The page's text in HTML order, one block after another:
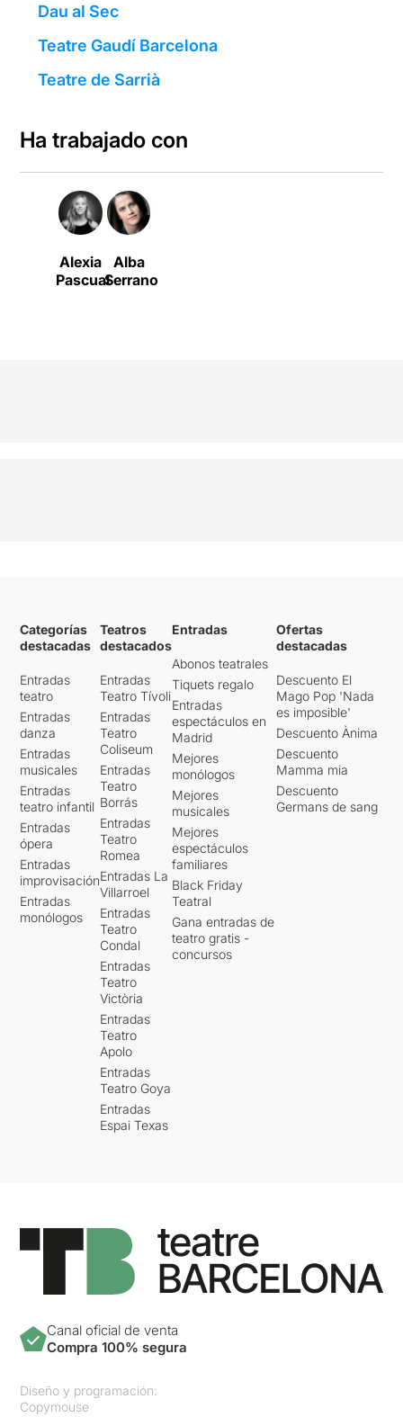
Dau al Sec
Teatre Gaudí Barcelona
Teatre de Sarrià
Ha trabajado con
Alexia
Pascual
Alba
Serrano
Categorías
destacadas
Entradas
teatro
Entradas
danza
Entradas
musicales
Entradas
teatro infantil
Entradas
ópera
Entradas
improvisación
Entradas
monólogos
Teatros
destacados
Entradas
Teatro Tívoli
Entradas
Teatro
Coliseum
Entradas
Teatro
Borrás
Entradas
Teatro
Romea
Entradas La
Villarroel
Entradas
Teatro
Condal
Entradas
Teatro
Victòria
Entradas
Teatro
Apolo
Entradas
Teatro Goya
Entradas
Espai Texas
Entradas
Abonos teatrales
Tiquets regalo
Entradas
espectáculos en
Madrid
Mejores
monólogos
Mejores
musicales
Mejores
espectáculos
familiares
Black Friday
Teatral
Gana entradas de
teatro gratis -
concursos
Ofertas
destacadas
Descuento El
Mago Pop 'Nada
es imposible'
Descuento Ànima
Descuento
Mamma mia
Descuento
Germans de sang
Canal oficial de venta
Compra 100% segura
Diseño y programación:
Copymouse